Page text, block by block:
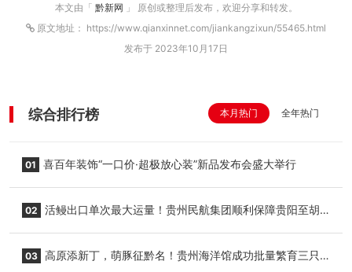
本文由「 黔新网 」 原创或整理后发布，欢迎分享和转发。
原文地址： https://www.qianxinnet.com/jiankangzixun/55465.html
发布于 2023年10月17日
综合排行榜 本月热门 全年热门
01 喜百年装饰“一口价·超极放心装”新品发布会盛大举行
02 活鳗出口单次最大运量！贵州民航集团顺利保障贵阳至胡
03 高原添新丁，萌豚征黔名！贵州海洋馆成功批量繁育三只